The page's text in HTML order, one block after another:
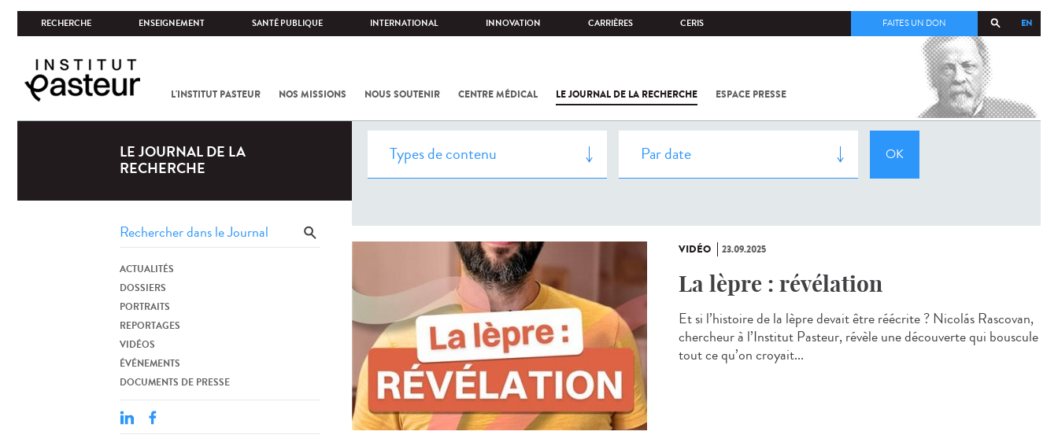
RECHERCHE ENSEIGNEMENT SANTÉ PUBLIQUE INTERNATIONAL INNOVATION CARRIÈRES CERIS EN
FAITES UN DON
L'INSTITUT PASTEUR NOS MISSIONS NOUS SOUTENIR CENTRE MÉDICAL LE JOURNAL DE LA RECHERCHE ESPACE PRESSE
COV-2 /
L'INSTITUT
PASTEUR
LE JOURNAL DE LA
RECHERCHE
ACTUALITÉS
DOSSIERS
PORTRAITS
REPORTAGES
VIDÉOS
ÉVÉNEMENTS
DOCUMENTS DE PRESSE
VIDÉO 23.09.2025
La lèpre : révélation
Et si l’histoire de la lèpre devait être réécrite ? Nicolás Rascovan,
chercheur à l’Institut Pasteur, révèle une découverte qui bouscule
tout ce qu’on croyait...